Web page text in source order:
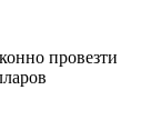
провезти